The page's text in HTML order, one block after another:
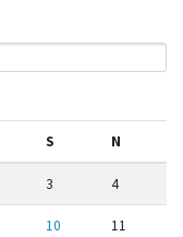
S N
3 4
10 11